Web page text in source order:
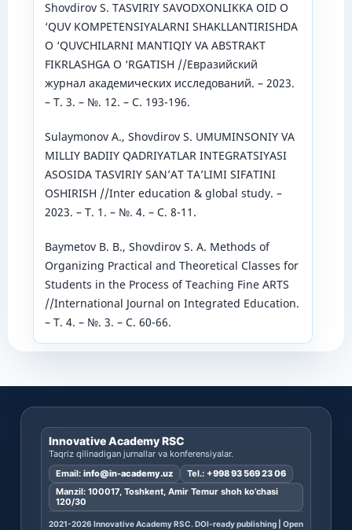
Shovdirov S. TASVIRIY SAVODXONLIKKA OID O
‘QUV KOMPETENSIYALARNI SHAKLLANTIRISHDA
O ‘QUVCHILARNI MANTIQIY VA ABSTRAKT
FIKRLASHGA O ‘RGATISH //Евразийский
журнал академических исследований. – 2023.
– Т. 3. – №. 12. – С. 193-196.
Sulaymonov A., Shovdirov S. UMUMINSONIY VA
MILLIY BADIIY QADRIYATLAR INTЕGRATSIYASI
ASOSIDA TASVIRIY SAN’AT TA’LIMI SIFATINI
OSHIRISH //Inter education & global study. –
2023. – Т. 1. – №. 4. – С. 8-11.
Baymetov B. B., Shovdirov S. A. Methods of
Organizing Practical and Theoretical Classes for
Students in the Process of Teaching Fine ARTS
//International Journal on Integrated Education.
– Т. 4. – №. 3. – С. 60-66.
Innovative Academy RSC
Taqriz qilinadigan jurnallar va konferensiyalar.
Email: info@in-academy.uz Tel.: +998 93 569 23 06
Manzil: 100017, Toshkent, Amir Temur shoh ko’chasi
120/30
2021-2026 Innovative Academy RSC. DOI-ready publishing | Open